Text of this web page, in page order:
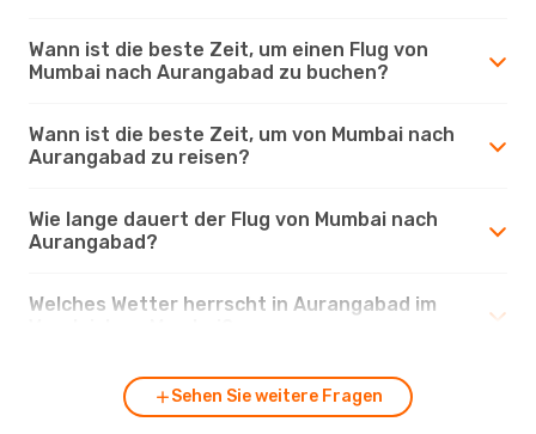
Wann ist die beste Zeit, um einen Flug von
Mumbai nach Aurangabad zu buchen?
Wann ist die beste Zeit, um von Mumbai nach
Aurangabad zu reisen?
Wie lange dauert der Flug von Mumbai nach
Aurangabad?
Welches Wetter herrscht in Aurangabad im
Sehen Sie weitere Fragen